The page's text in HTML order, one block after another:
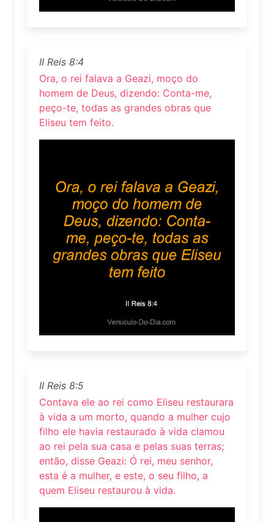
II Reis 8:4
Ora, o rei falava a Geazi, moço do
homem de Deus, dizendo: Conta-me,
peço-te, todas as grandes obras que
Eliseu tem feito.
II Reis 8:5
Contava ele ao rei como Eliseu restaurara
à vida a um morto, quando a mulher cujo
filho ele havia restaurado à vida clamou
ao rei pela sua casa e pelas suas terras;
então, disse Geazi: Ó rei, meu senhor,
esta é a mulher, e este, o seu filho, a
quem Eliseu restaurou à vida.